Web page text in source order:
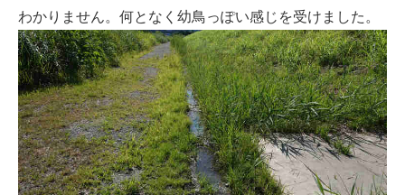
わかりません。何となく幼鳥っぽい感じを受けました。